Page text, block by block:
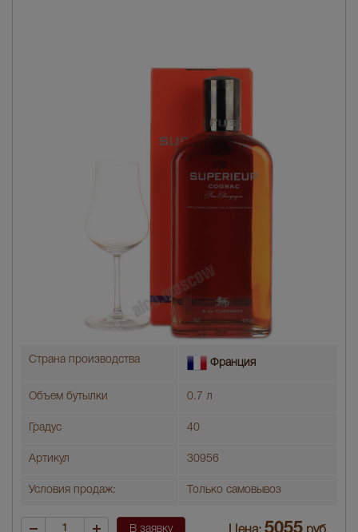
Страна производства Франция
Объем бутылки 0.7 л
Градус 40
Артикул 30956
Условия продаж: Только самовывоз
В заявку 5055